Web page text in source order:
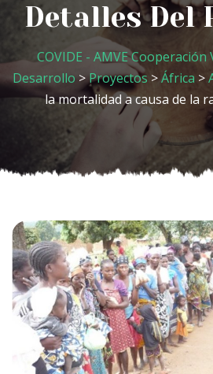
Detalles Del
COVIDE - AMVE
Desarrollo>Proyectos >África >
la mortalidad a causa de la